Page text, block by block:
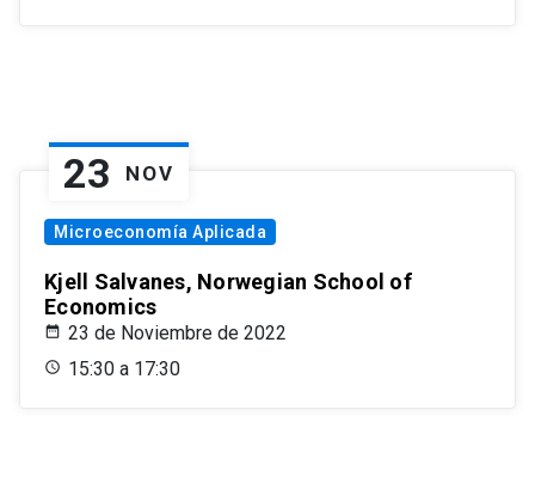
23 NOV
Microeconomía Aplicada
Kjell Salvanes, Norwegian School of
Economics
23 de Noviembre de 2022
15:30 a 17:30